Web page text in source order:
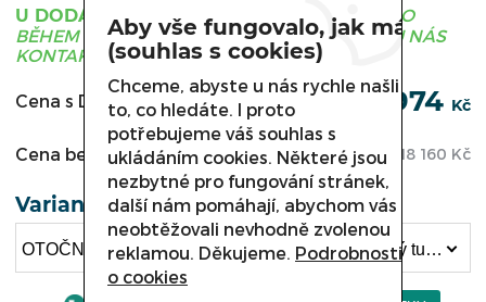
U DODAVATELE
ZBOŽÍ JE OBVYKLE DODÁNO
BĚHEM 3 - 21 DNÍ, PRO UPŘESNĚNÍ TERMÍNU NÁS
KONTAKTUJTE.
Cena s DPH: 21 974 Kč
Cena bez DPH: 18 160 Kč
Varianta
OTOČNÝ TURNIKET LEVÝ SW 010.010 , Otočný turniket levý SW 010.015 (21 974 Kč)
Aby vše fungovalo, jak má
(souhlas s cookies)
Chceme, abyste u nás rychle našli
to, co hledáte. I proto
potřebujeme váš souhlas s
ukládáním cookies. Některé jsou
nezbytné pro fungování stránek,
další nám pomáhají, abychom vás
neobtěžovali nevhodně zvolenou
reklamou. Děkujeme. Podrobnosti
o cookies